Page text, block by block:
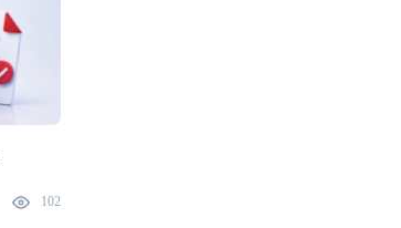
102